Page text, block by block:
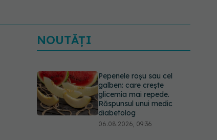
NOUTĂȚI
Pepenele roșu sau cel
galben: care crește
glicemia mai repede.
Răspunsul unui medic
diabetolog
06.08.2026, 09:36